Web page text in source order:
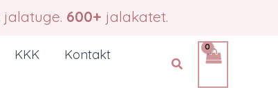
jalatuge. 600+ jalakatet.
KKK
Kontakt
Search